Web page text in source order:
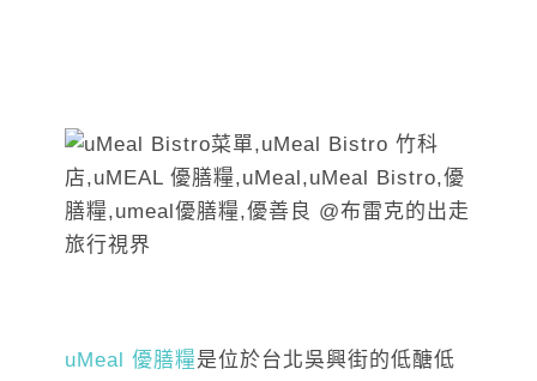
uMeal 優膳糧是位於台北吳興街的低醣低